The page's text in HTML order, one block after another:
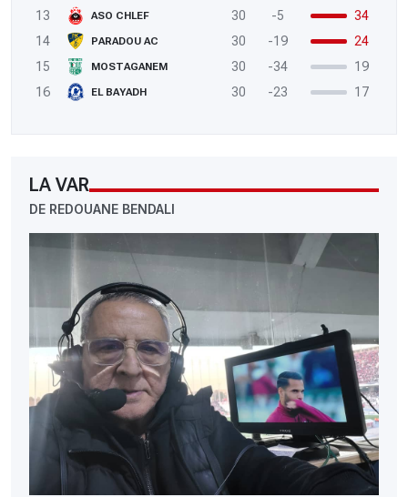
13
ASO CHLEF 30 -5
34
14
PARADOU AC 30 -19
24
15
MOSTAGANEM 30 -34
19
16
EL BAYADH 30 -23 17
LA VAR
DE REDOUANE BENDALI